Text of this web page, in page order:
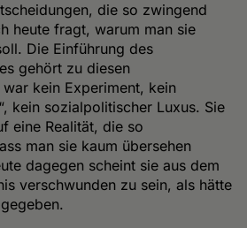
die so zwingend
heute fragt, warum man sie
Die Einführung des
gehört zu diesen
kein Experiment, kein
kein sozialpolitischer Luxus. Sie
eine Realität, die so
man sie kaum übersehen
dagegen scheint sie aus dem
verschwunden zu sein, als hätte